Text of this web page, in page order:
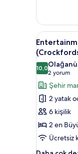
görün
City
View
(Crockfords
West)
hakkında
daha
fazla
detay
Suite,
2
Bedrooms,
Strip
View
West)
için
tüm
5
10,010,0 / 10
2 yorum
(2
yorum)
Şehir
2 yatak
6 kişilik
2 en
Ücretsiz